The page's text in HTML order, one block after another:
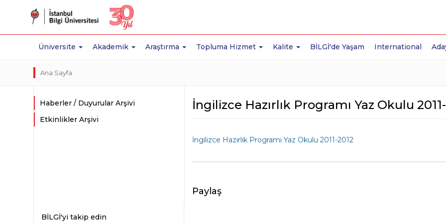
Üniversite Akademik Araştırma Topluma Hizmet Kalite BİLGİ'de Yaşam International
Ana Sayfa
Haberler / Duyurular Arşivi
Etkinlikler Arşivi
İngilizce Hazırlık Programı Yaz Okulu
İngilizce Hazırlık Programı Yaz Okulu 2011-2012
Paylaş
BİLGİ'yi takip edin